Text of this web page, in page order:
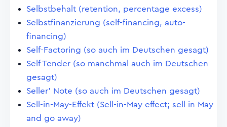
Selbstbehalt (retention, percentage excess)
Selbstfinanzierung (self-financing, auto-
financing)
Self-Factoring (so auch im Deutschen gesagt)
Self Tender (so manchmal auch im Deutschen
gesagt)
Seller' Note (so auch im Deutschen gesagt)
Sell-in-May-Effekt (Sell-in-May effect; sell in May
and go away)